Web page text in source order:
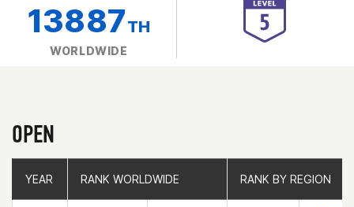
13887TH
WORLDWIDE
OPEN
YEAR RANK WORLDWIDE RANK BY REGION
YEAR RANK WORLDWIDE RANK BY REGION